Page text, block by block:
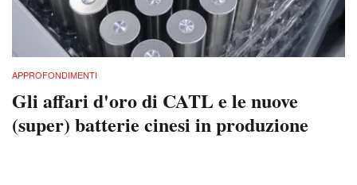
APPROFONDIMENTI
Gli affari d'oro di CATL e le nuove
(super) batterie cinesi in produzione